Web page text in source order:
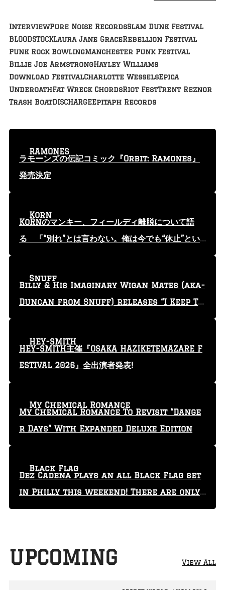
InterviewPure Noise RecordsSlam Dunk Festival
BLOODSTOCKLaura Jane GraceRebellion Festival
Punk Rock BowlingManchester Punk Festival
Billie Joe ArmstrongHayley Williams
Download FestivalCharlotte WesselsEpica
UnderoathFat Wreck ChordsRiot FestTrent Reznor
Trash BoatDISCHARGEEpitaph Records
ラモーンズの伝記コミック『Orbit: Ramones』
発売決定
RAMONES
KoRnのマンキー、フィールディ離脱について語
る 「“別れ”とは言わない。俺は今でも“休止”とい
Korn
Billy & His Imaginary Wigan Mates (aka-
Duncan from Snuff) releases “I Keep Tr
Snuff
HEY-SMITH主催『OSAKA HAZIKETEMAZARE F
ESTIVAL 2026』全出演者発表!
HEY-SMITH
My Chemical Romance To Revisit “Dange
r Days” With Expanded Deluxe Edition
My Chemical Romance
Dez Cadena plays an all Black Flag set
in Philly this weekend! There are only
29 tickets left!
Black Flag
UPCOMING View All